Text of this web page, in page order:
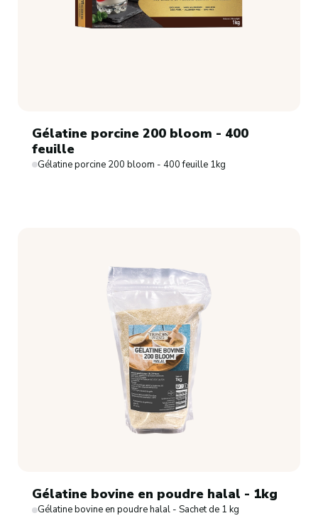
Gélatine porcine 200 bloom - 400
feuille
Gélatine porcine 200 bloom - 400 feuille 1kg
Gélatine bovine en poudre halal - 1kg
Gélatine bovine en poudre halal - Sachet de 1 kg